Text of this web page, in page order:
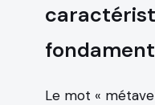
Le mot «